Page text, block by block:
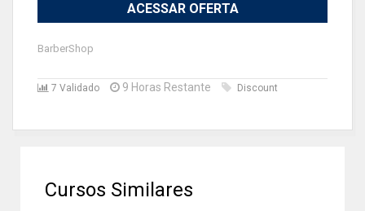
ACESSAR OFERTA
BarberShop
7 Validado 9 Horas Restante Discount
Cursos Similares